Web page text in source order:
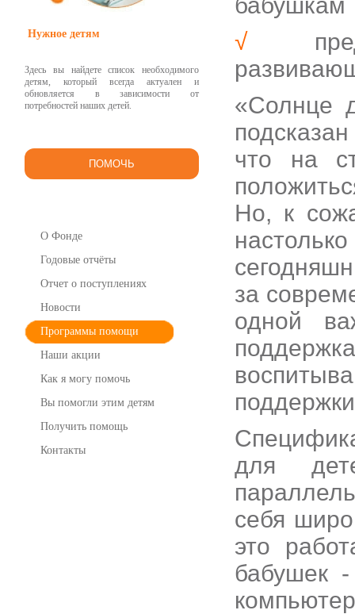
Нужное детям
Здесь вы найдете список необходимого
детям, который всегда актуален и
обновляется в зависимости от
потребностей наших детей.
ПОМОЧЬ
О Фонде
Годовые отчёты
Отчет о поступлениях
Новости
Программы помощи
Наши акции
Как я могу помочь
Вы помогли этим детям
Получить помощь
Контакты
√
«Солнце
что на
Но, к
за
одной
для
себя
это
бабушек